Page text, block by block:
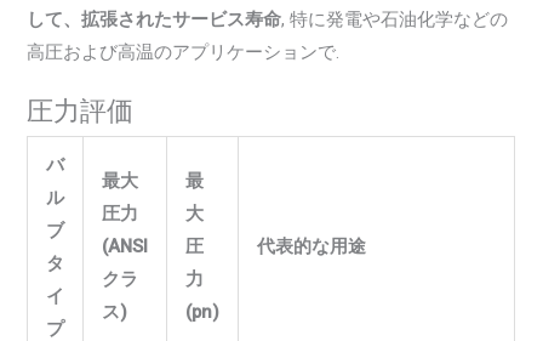
して、拡張されたサービス寿命, 特に発電や石油化学などの
高圧および高温のアプリケーションで.
圧力評価
バ
ル
ブ
タ
イ
プ
最大
圧力
(ANSI
クラ
ス)
最
大
圧
力
(pn)
代表的な用途